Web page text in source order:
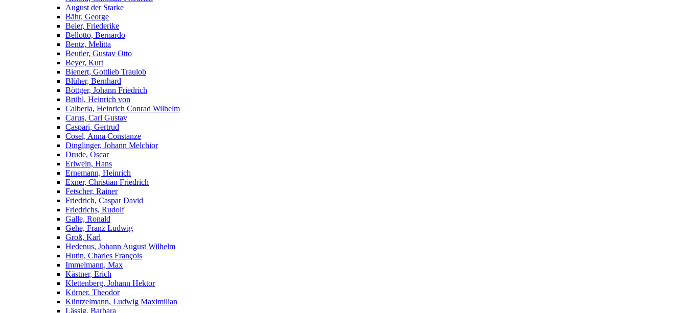
August der Starke
Bähr, George
Beier, Friederike
Bellotto, Bernardo
Bentz, Melitta
Beutler, Gustav Otto
Beyer, Kurt
Bienert, Gottlieb Traulob
Blüher, Bernhard
Böttger, Johann Friedrich
Brühl, Heinrich von
Calberla, Heinrich Conrad Wilhelm
Carus, Carl Gustav
Caspari, Gertrud
Cosel, Anna Constanze
Dinglinger, Johann Melchior
Drude, Oscar
Erlwein, Hans
Ernemann, Heinrich
Exner, Christian Friedrich
Fetscher, Rainer
Friedrich, Caspar David
Friedrichs, Rudolf
Galle, Ronald
Gehe, Franz Ludwig
Groß, Karl
Hedenus, Johann August Wilhelm
Hutin, Charles François
Immelmann, Max
Kästner, Erich
Klettenberg, Johann Hektor
Körner, Theodor
Küntzelmann, Ludwig Maximilian
Lässig, Barbara